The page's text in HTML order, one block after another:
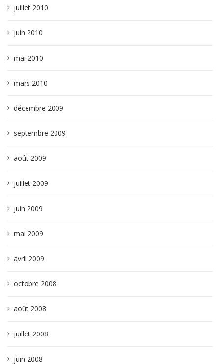
juillet 2010
juin 2010
mai 2010
mars 2010
décembre 2009
septembre 2009
août 2009
juillet 2009
juin 2009
mai 2009
avril 2009
octobre 2008
août 2008
juillet 2008
juin 2008